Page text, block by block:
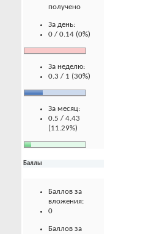
получено
За день:
0 / 0.14 (0%)
За неделю:
0.3 / 1 (30%)
За месяц:
0.5 / 4.43
(11.29%)
Баллы
Баллов за
вложения:
0
Баллов за